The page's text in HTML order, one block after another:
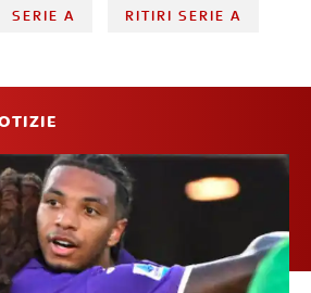
SERIE A RITIRI SERIE A